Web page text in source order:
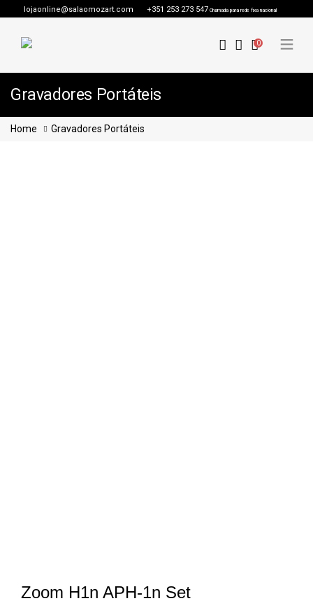
lojaonline@salaomozart.com +351 253 273 547 Chamada para rede fixa nacional
0
Gravadores Portáteis
Home Gravadores Portáteis
Zoom H1n APH-1n Set